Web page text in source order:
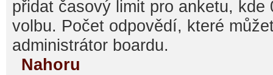
přidat časový limit pro anketu, kde
volbu. Počet odpovědí, které
administrátor boardu.
Nahoru